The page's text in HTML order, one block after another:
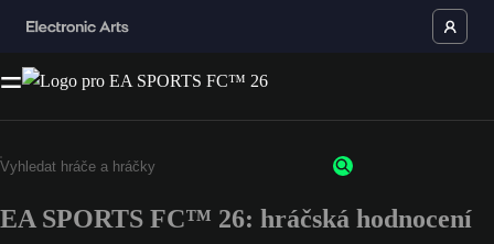
EA SPORTS FC™ 26: hráčská hodnocení